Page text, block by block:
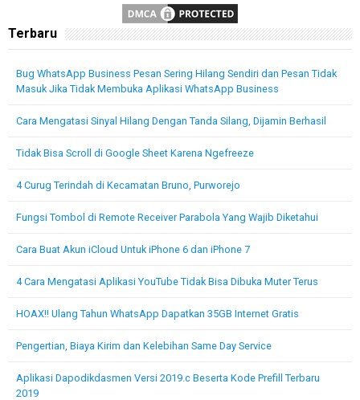
Terbaru
Bug WhatsApp Business Pesan Sering Hilang Sendiri dan Pesan Tidak
Masuk Jika Tidak Membuka Aplikasi WhatsApp Business
Cara Mengatasi Sinyal Hilang Dengan Tanda Silang, Dijamin Berhasil
Tidak Bisa Scroll di Google Sheet Karena Ngefreeze
4 Curug Terindah di Kecamatan Bruno, Purworejo
Fungsi Tombol di Remote Receiver Parabola Yang Wajib Diketahui
Cara Buat Akun iCloud Untuk iPhone 6 dan iPhone 7
4 Cara Mengatasi Aplikasi YouTube Tidak Bisa Dibuka Muter Terus
HOAX!! Ulang Tahun WhatsApp Dapatkan 35GB Internet Gratis
Pengertian, Biaya Kirim dan Kelebihan Same Day Service
Aplikasi Dapodikdasmen Versi 2019.c Beserta Kode Prefill Terbaru
2019